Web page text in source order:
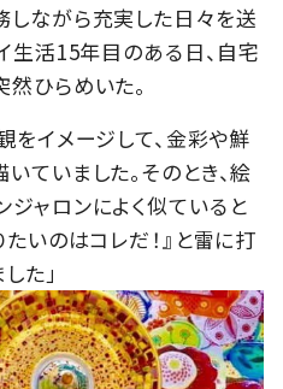
ながら充実した日々を送
生活15年目のある日、自宅
ひらめいた。
をイメージして、金彩や鮮
ていました。そのとき、絵
ャロンによく似ていると
いのはコレだ！』と雷に打
た」